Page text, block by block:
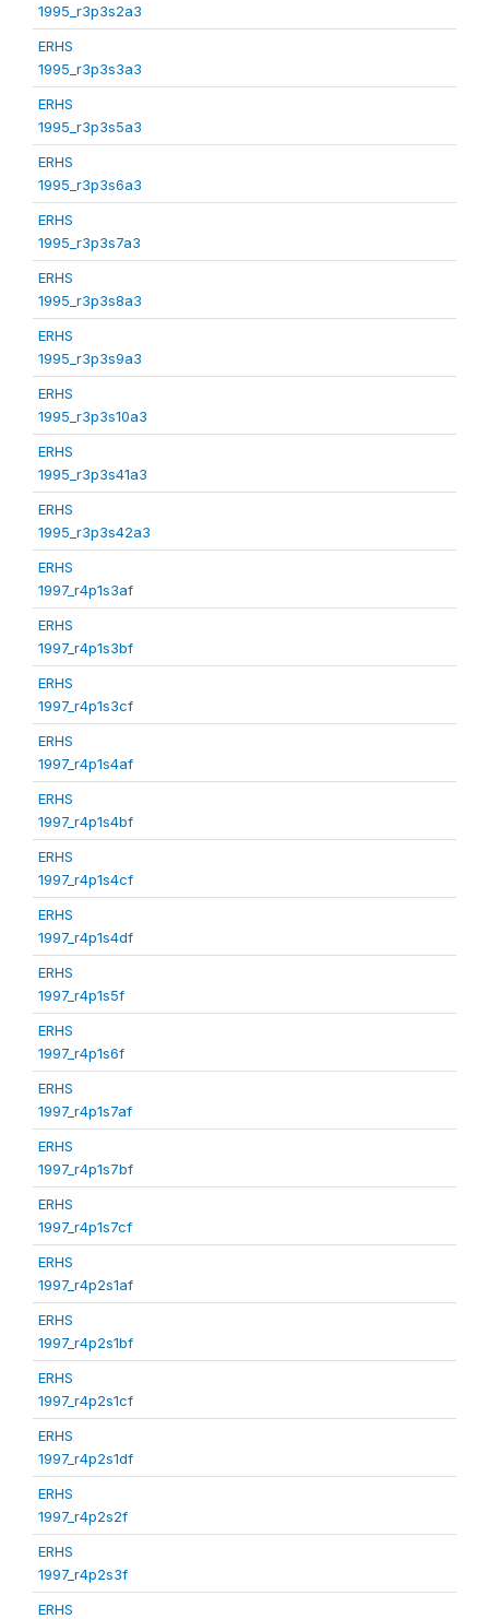
1995_r3p3s2a3
ERHS
1995_r3p3s3a3
ERHS
1995_r3p3s5a3
ERHS
1995_r3p3s6a3
ERHS
1995_r3p3s7a3
ERHS
1995_r3p3s8a3
ERHS
1995_r3p3s9a3
ERHS
1995_r3p3s10a3
ERHS
1995_r3p3s41a3
ERHS
1995_r3p3s42a3
ERHS
1997_r4p1s3af
ERHS
1997_r4p1s3bf
ERHS
1997_r4p1s3cf
ERHS
1997_r4p1s4af
ERHS
1997_r4p1s4bf
ERHS
1997_r4p1s4cf
ERHS
1997_r4p1s4df
ERHS
1997_r4p1s5f
ERHS
1997_r4p1s6f
ERHS
1997_r4p1s7af
ERHS
1997_r4p1s7bf
ERHS
1997_r4p1s7cf
ERHS
1997_r4p2s1af
ERHS
1997_r4p2s1bf
ERHS
1997_r4p2s1cf
ERHS
1997_r4p2s1df
ERHS
1997_r4p2s2f
ERHS
1997_r4p2s3f
ERHS